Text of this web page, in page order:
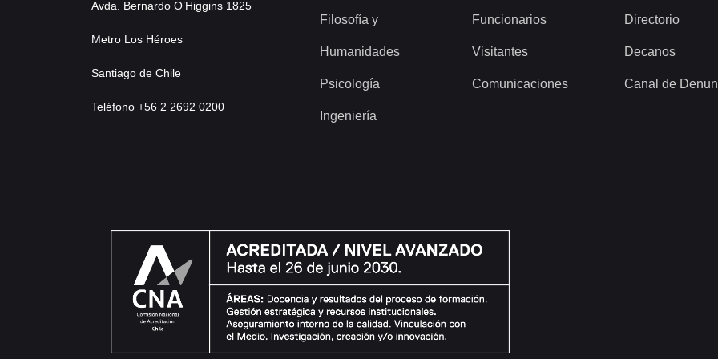
Avda. Bernardo O’Higgins 1825
Metro Los Héroes
Santiago de Chile
Teléfono +56 2 2692 0200
Filosofía y
Humanidades
Psicología
Ingeniería
Funcionarios
Visitantes
Comunicaciones
Directorio
Decanos
Canal de